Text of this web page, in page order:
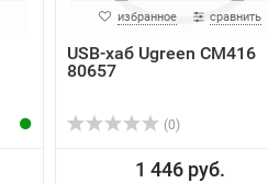
избранное сравнить
USB-хаб Ugreen CM416
80657
(0)
1 446 руб.